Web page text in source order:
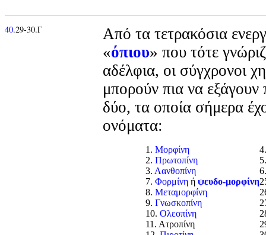
40.29-30.Γ
Από τα τετρακόσια
«όπιου» που τότε
αδέλφια, οι σύγχρονοι
μπορούν πια να
δύο, τα οποία σήμερα
ονόματα:
1. Μορφίνη
2. Πρωτοπίνη
3. Λανθοπίνη
7. Φορμίνηή ψευδο-μορφίνη
8. Μεταμορφίνη
9. Γνωσκοπίνη
10. Ολεοπίνη
11. Ατροπίνη